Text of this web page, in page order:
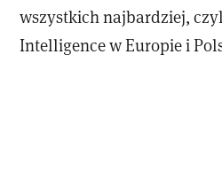
wszystkich najbardziej,
Intelligence w Europie i